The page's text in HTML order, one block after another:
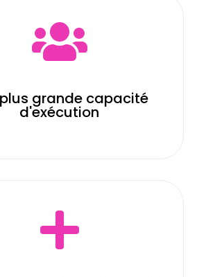

grande capacité
d'exécution
